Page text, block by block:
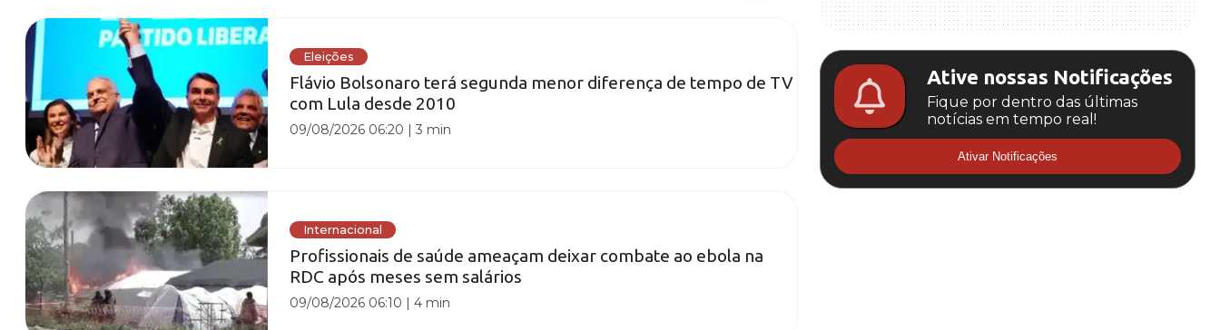
Eleições
Flávio Bolsonaro terá segunda menor diferença de tempo de TV
com Lula desde 2010
09/08/2026 06:20 |3 min
Internacional
Profissionais de saúde ameaçam deixar combate ao ebola na
RDC após meses sem salários
09/08/2026 06:10 |4 min
Ative nossas Notificações
Fique por dentro das últimas
notícias em tempo real!
Ativar Notificações